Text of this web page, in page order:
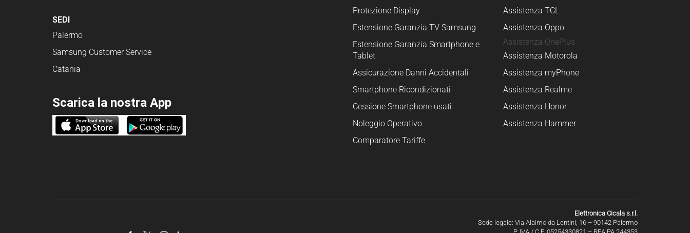
SEDI
Palermo
Samsung Customer Service
Catania
Scarica la nostra App
Protezione Display
Estensione Garanzia TV Samsung
Estensione Garanzia Smartphone e
Tablet
Assicurazione Danni Accidentali
Smartphone Ricondizionati
Cessione Smartphone usati
Noleggio Operativo
Comparatore Tariffe
Assistenza TCL
Assistenza Oppo
Assistenza OnePlus
Assistenza Motorola
Assistenza myPhone
Assistenza Realme
Assistenza Honor
Assistenza Hammer
Elettronica Cicala s.r.l.
Sede legale: Via Alaimo da Lentini, 16 – 90142 Palermo